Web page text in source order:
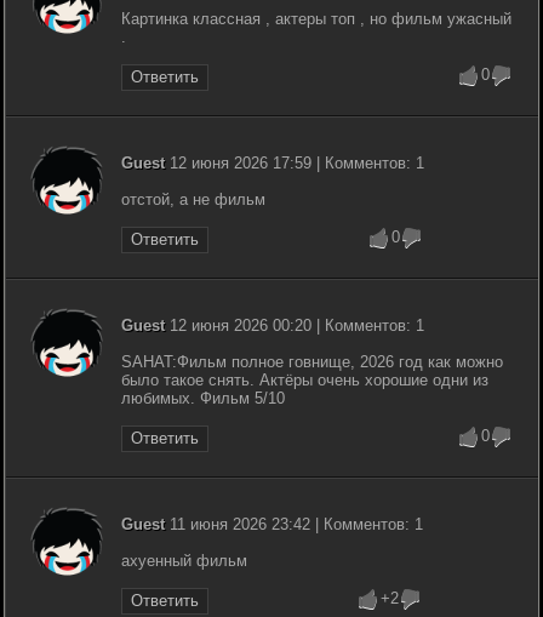
Картинка классная , актеры топ , но фильм ужасный
.
Ответить 0
Guest12 июня 2026 17:59 | Комментов: 1
отстой, а не фильм
Ответить 0
Guest12 июня 2026 00:20 | Комментов: 1
SAHAT:Фильм полное говнище, 2026 год как можно
было такое снять. Актёры очень хорошие одни из
любимых. Фильм 5/10
Ответить 0
Guest11 июня 2026 23:42 | Комментов: 1
ахуенный фильм
Ответить +2